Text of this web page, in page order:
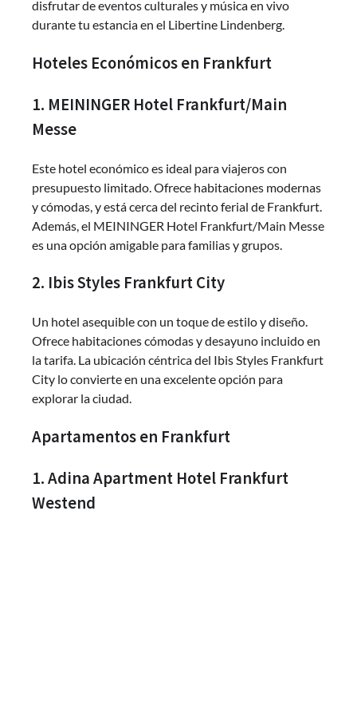
disfrutar de eventos culturales y música en vivo
durante tu estancia en el Libertine Lindenberg.
Hoteles Económicos en Frankfurt
1. MEININGER Hotel Frankfurt/Main
Messe
Este hotel económico es ideal para viajeros con
presupuesto limitado. Ofrece habitaciones modernas
y cómodas, y está cerca del recinto ferial de Frankfurt.
Además, el MEININGER Hotel Frankfurt/Main Messe
es una opción amigable para familias y grupos.
2. Ibis Styles Frankfurt City
Un hotel asequible con un toque de estilo y diseño.
Ofrece habitaciones cómodas y desayuno incluido en
la tarifa. La ubicación céntrica del Ibis Styles Frankfurt
City lo convierte en una excelente opción para
explorar la ciudad.
Apartamentos en Frankfurt
1. Adina Apartment Hotel Frankfurt
Westend